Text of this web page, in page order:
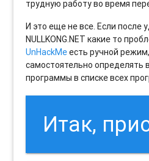
трудную работу во время
И это еще не все. Если после
NULLKONG.NET какие то
UnHackMeесть ручной
самостоятельно определять
программы в списке всех
Итак,